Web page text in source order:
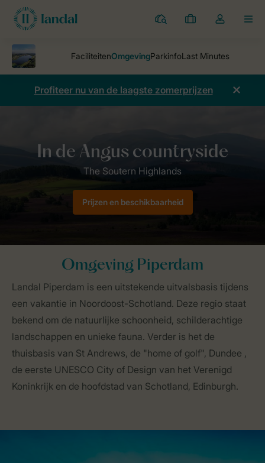
Parken
Mijn
Open
mijn
account
Profiteer nu van de laagste zomerprijzen
Prijzen en beschikbaarheid
Omgeving Piperdam
Landal Piperdam is een uitstekende uitvalsbasis tijdens
een vakantie in Noordoost-Schotland. Deze regio staat
bekend om de natuurlijke schoonheid, schilderachtige
landschappen en unieke fauna. Verder is het de
thuisbasis van St Andrews, de "home of golf", Dundee ,
de eerste UNESCO City of Design van het Verenigd
Koninkrijk en de hoofdstad van Schotland, Edinburgh.